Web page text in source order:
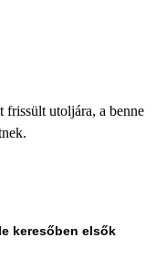
utoljára, a benne
keresőben elsők